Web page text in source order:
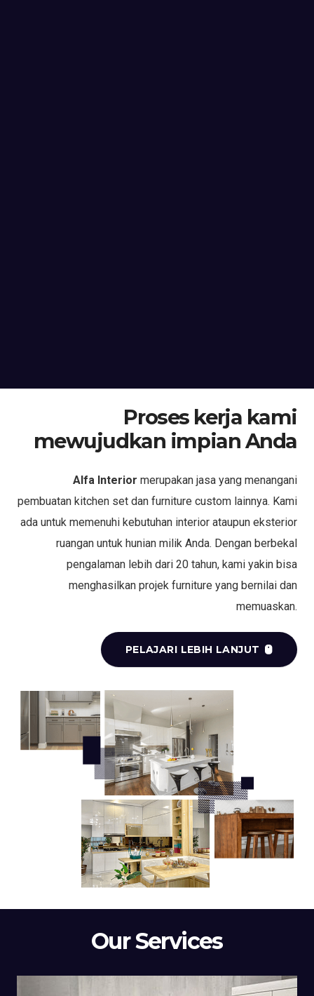
Proses kerja kami
mewujudkan impian Anda
Alfa Interior merupakan jasa yang menangani
pembuatan kitchen set dan furniture custom lainnya. Kami
ada untuk memenuhi kebutuhan interior ataupun eksterior
ruangan untuk hunian milik Anda. Dengan berbekal
pengalaman lebih dari 20 tahun, kami yakin bisa
menghasilkan projek furniture yang bernilai dan
memuaskan.
PELAJARI LEBIH LANJUT
Our Services